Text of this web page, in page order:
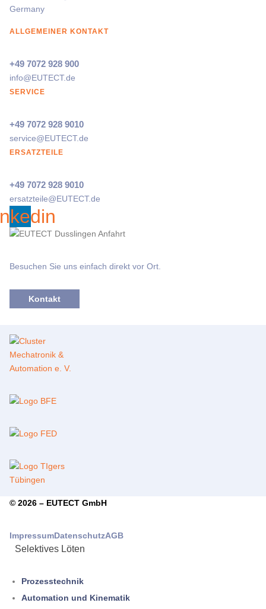
Germany
ALLGEMEINER KONTAKT
+49 7072 928 900
info@EUTECT.de
SERVICE
+49 7072 928 9010
service@EUTECT.de
ERSATZTEILE
+49 7072 928 9010
ersatzteile@EUTECT.de
Besuchen Sie uns einfach direkt vor Ort.
Kontakt
© 2026 – EUTECT GmbH
ImpressumDatenschutzAGB
Selektives Löten
Prozesstechnik
Automation und Kinematik